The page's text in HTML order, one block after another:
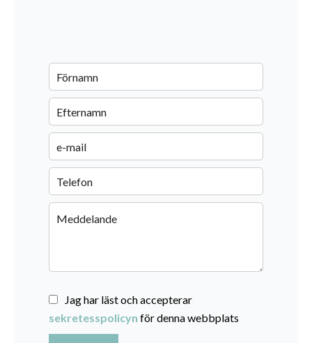
Jag har läst och accepterar
sekretesspolicyn för denna webbplats